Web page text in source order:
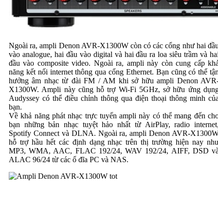
Ngoài ra, ampli Denon AVR-X1300W còn có các cổng như hai
vào analogue, hai đầu vào digital và hai đầu ra loa siêu trầm và
đầu vào composite video. Ngoài ra, ampli này còn cung cấp
năng kết nối internet thông qua cổng Ethernet. Bạn cũng có thể
hưởng âm nhạc từ đài FM / AM khi sở hữu ampli Denon
X1300W. Ampli này cũng hỗ trợ Wi-Fi 5GHz, sở hữu ứng
Audyssey có thể điều chỉnh thông qua điện thoại thông minh
bạn.
Về khả năng phát nhạc trực tuyến ampli này có thể mang đến
bạn những bản nhạc tuyệt hảo nhất từ AirPlay, radio
Spotify Connect và DLNA. Ngoài ra, ampli Denon AVR-
hỗ trợ hầu hết các định dạng nhạc trên thị trường hiện nay
MP3, WMA, AAC, FLAC 192/24, WAV 192/24, AIFF, DSD
ALAC 96/24 từ các ổ đĩa PC và NAS.